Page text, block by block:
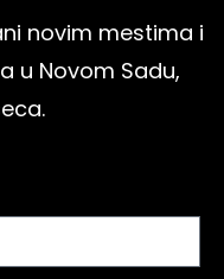
novim mestima i
u Novom Sadu,